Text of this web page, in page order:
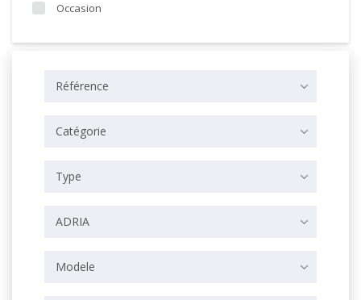
Occasion
Référence
Catégorie
Type
ADRIA
Modele